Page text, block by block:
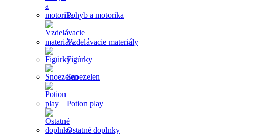
Pohyb a motorika
Vzdelávacie materiály
Figúrky
Snoezelen
Potion play
Ostatné doplnky